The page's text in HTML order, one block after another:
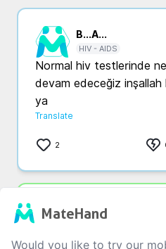
B...A...
HIV - AIDS
Normal hiv testlerinde
devam edeceğiz inşallah
ya
Translate
2
O...t...
Yan etkileri olacaktır
MateHand
Would you like to try our